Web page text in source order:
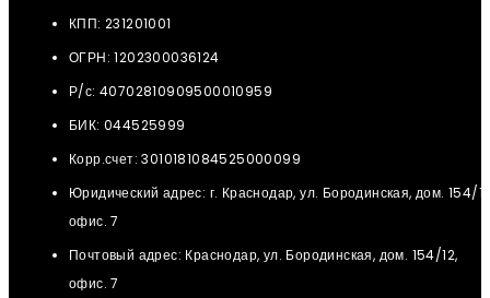
КПП: 231201001
ОГРН: 1202300036124
Р/с: 40702810909500010959
БИК: 044525999
Корр.счет: 3010181084525000099
Юридический адрес: г. Краснодар, ул. Бородинская, дом. 154/
офис. 7
Почтовый адрес: Краснодар, ул. Бородинская, дом. 154/12,
офис. 7